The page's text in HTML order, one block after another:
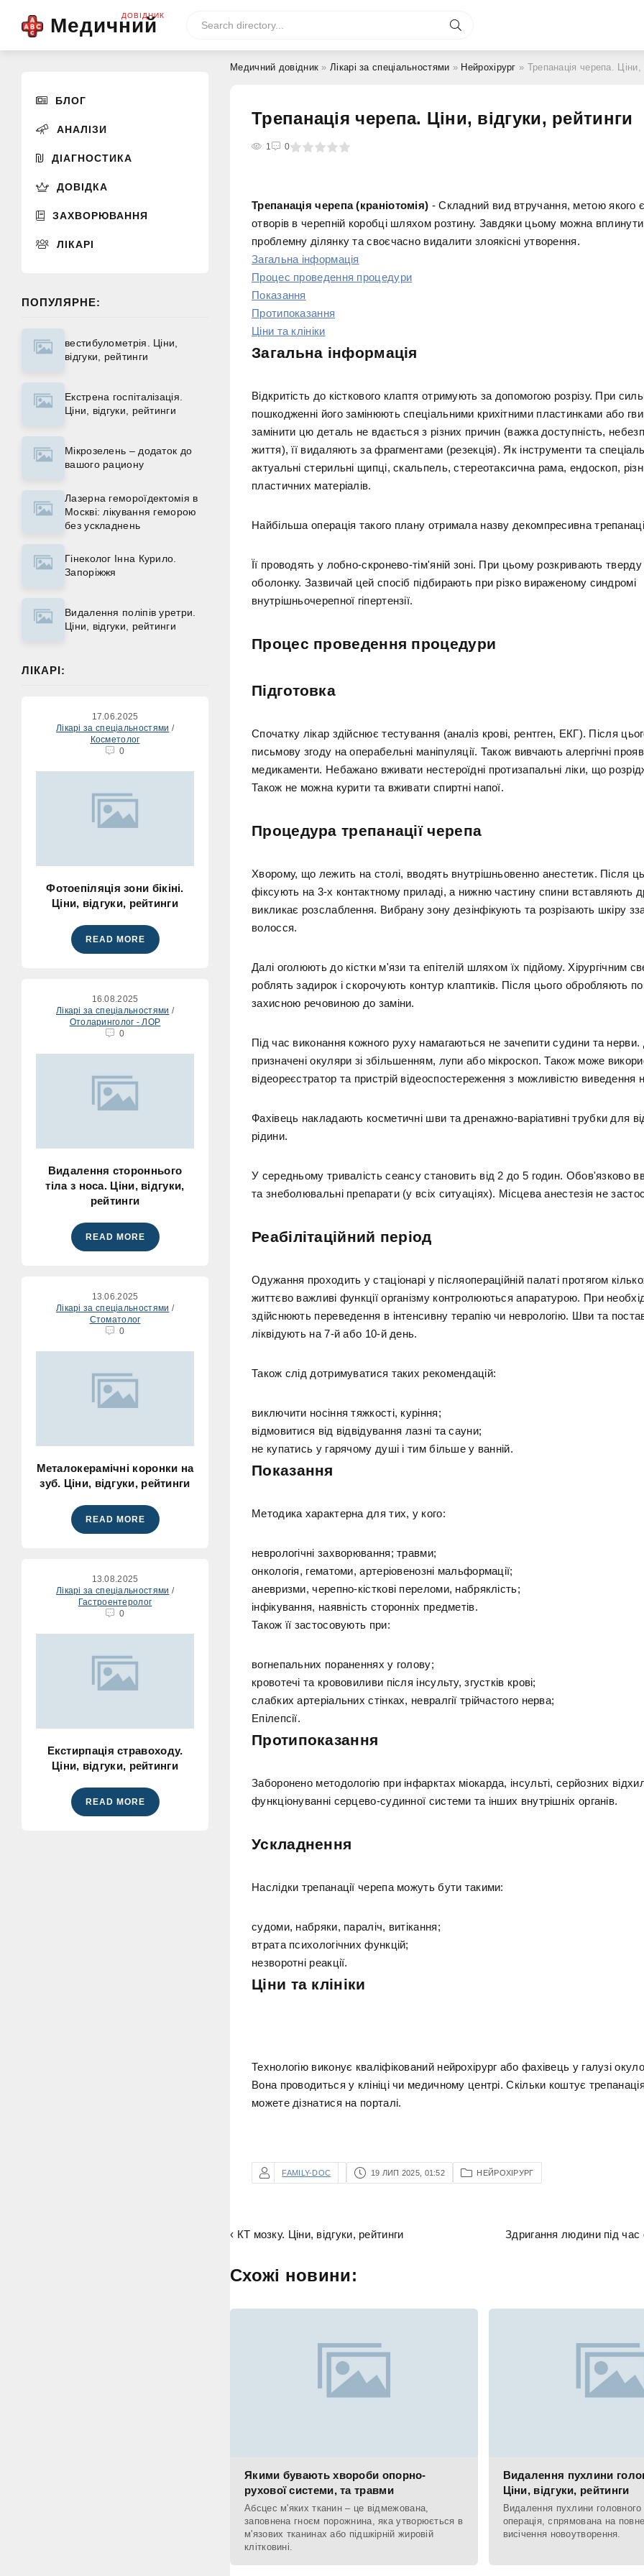
Медичний
ДОВІДНИК
БЛОГ
АНАЛІЗИ
ДІАГНОСТИКА
ДОВІДКА
ЗАХВОРЮВАННЯ
ЛІКАРІ
ПОПУЛЯРНЕ:
вестибулометрія. Ціни,
відгуки, рейтинги
Екстрена госпіталізація.
Ціни, відгуки, рейтинги
Мікрозелень – додаток до
вашого рациону
Лазерна гемороїдектомія в
Москві: лікування геморою
без ускладнень
Гінеколог Інна Курило.
Запоріжжя
Видалення поліпів уретри.
Ціни, відгуки, рейтинги
ЛІКАРІ:
17.06.2025
Лікарі за спеціальностями /
Косметолог
0
Фотоепіляція зони бікіні.
Ціни, відгуки, рейтинги
READ MORE
16.08.2025
Лікарі за спеціальностями /
Отоларинголог - ЛОР
0
Видалення стороннього
тіла з носа. Ціни, відгуки,
рейтинги
READ MORE
13.06.2025
Лікарі за спеціальностями /
Стоматолог
0
Металокерамічні коронки на
зуб. Ціни, відгуки, рейтинги
READ MORE
13.08.2025
Лікарі за спеціальностями /
Гастроентеролог
0
Екстирпація стравоходу.
Ціни, відгуки, рейтинги
READ MORE
Медичний довідник »Лікарі за спеціальностями » Нейрохірург » Трепанація черепа. Ціни,
Трепанація черепа. Ціни, відгуки, рейтинги
1 0
4 5
Трепанація черепа (краніотомія) - Складний вид втручання, метою якого
отворів в черепній коробці шляхом розтину. Завдяки цьому можна
проблемну ділянку та своєчасно видалити злоякісні утворення.
Загальна інформація
Процес проведення процедури
Показання
Протипоказання
Ціни та клініки
Загальна інформація
Відкритість до кісткового клаптя отримують за допомогою розрізу. При
пошкодженні його замінюють спеціальними крихітними пластинками або
замінити цю деталь не вдається з різних причин (важка доступність,
життя), її видаляють за фрагментами (резекція). Як інструменти та
актуальні стерильні щипці, скальпель, стереотаксична рама, ендоскоп,
пластичних матеріалів.
Найбільша операція такого плану отримала назву декомпресивна
Її проводять у лобно-скронево-тім'яній зоні. При цьому розкривають
оболонку. Зазвичай цей спосіб підбирають при різко вираженому синдромі
внутрішньочерепної гіпертензії.
Процес проведення процедури
Підготовка
Спочатку лікар здійснює тестування (аналіз крові, рентген, ЕКГ). Після
письмову згоду на операбельні маніпуляції. Також вивчають алергічні
медикаменти. Небажано вживати нестероїдні протизапальні ліки, що
Також не можна курити та вживати спиртні напої.
Процедура трепанації черепа
Хворому, що лежить на столі, вводять внутрішньовенно анестетик. Після
фіксують на 3-х контактному приладі, а нижню частину спини вставляють
викликає розслаблення. Вибрану зону дезінфікують та розрізають шкіру
волосся.
Далі оголюють до кістки м'язи та епітелій шляхом їх підйому. Хірургічним
роблять задирок і скорочують контур клаптиків. Після цього обробляють
захисною речовиною до заміни.
Під час виконання кожного руху намагаються не зачепити судини та нерви.
призначені окуляри зі збільшенням, лупи або мікроскоп. Також може
відеореєстратор та пристрій відеоспостереження з можливістю виведення
Фахівець накладають косметичні шви та дренажно-варіативні трубки для
рідини.
У середньому тривалість сеансу становить від 2 до 5 годин. Обов'язково
та знеболювальні препарати (у всіх ситуаціях). Місцева анестезія не
Реабілітаційний період
Одужання проходить у стаціонарі у післяопераційній палаті протягом
життєво важливі функції організму контролюються апаратурою. При
здійснюють переведення в інтенсивну терапію чи неврологію. Шви та
ліквідують на 7-й або 10-й день.
Також слід дотримуватися таких рекомендацій:
виключити носіння тяжкості, куріння;
відмовитися від відвідування лазні та сауни;
не купатись у гарячому душі і тим більше у ванній.
Показання
Методика характерна для тих, у кого:
неврологічні захворювання; травми;
онкологія, гематоми, артеріовенозні мальформації;
аневризми, черепно-кісткові переломи, набряклість;
інфікування, наявність сторонніх предметів.
Також її застосовують при:
вогнепальних пораненнях у голову;
кровотечі та крововиливи після інсульту, згустків крові;
слабких артеріальних стінках, невралгії трійчастого нерва;
Епілепсії.
Протипоказання
Заборонено методологію при інфарктах міокарда, інсульті, серйозних
функціонуванні серцево-судинної системи та інших внутрішніх органів.
Ускладнення
Наслідки трепанації черепа можуть бути такими:
судоми, набряки, параліч, витікання;
втрата психологічних функцій;
незворотні реакції.
Ціни та клініки
Технологію виконує кваліфікований нейрохірург або фахівець у галузі
Вона проводиться у клініці чи медичному центрі. Скільки коштує
можете дізнатися на порталі.
FAMILY-DOC 19 ЛИП 2025, 01:52 НЕЙРОХІРУРГ
‹ КТ мозку. Ціни, відгуки, рейтинги Здригання людини під час
Схожі новини:
Якими бувають хвороби опорно-
рухової системи, та травми
Абсцес м'яких тканин – це відмежована,
заповнена гноєм порожнина, яка утворюється в
м'язових тканинах або підшкірній жировій
клітковині.
Видалення пухлини
Ціни, відгуки, рейтинги
Видалення пухлини
операція, спрямована на
висічення новоутворення.